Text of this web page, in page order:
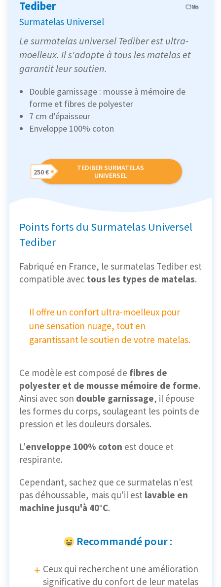
Tediber
Surmatelas Universel
Le surmatelas universel Tediber est ultra-
moelleux. Il s'adapte à tous les matelas et
garantit leur soutien.
Double garnissage : mousse à mémoire de
forme et fibres de polyester
7 cm d'épaisseur
Enveloppe 100% coton
TEDIBER SURMATELAS
UNIVERSEL
250 €
Points forts du Surmatelas Universel
Tediber
Fabriqué en France, le surmatelas Tediber est
compatible avec tous les types de matelas.
Il offre un confort ultra-moelleux pour
une sensation nuage, tout en
garantissant le soutien de votre matelas.
Ce modèle est composé de fibres de
polyester et de mousse mémoire de forme.
Ainsi avec son double garnissage, il épouse
les formes du corps, soulageant les points de
pression et les douleurs dorsales.
L'enveloppe 100% coton est douce et
respirante.
Cependant, sachez que ce surmatelas n'est
pas déhoussable, mais qu'il est lavable en
machine jusqu'à 40°C.
Recommandé pour :
Ceux qui recherchent une amélioration
significative du confort de leur matelas